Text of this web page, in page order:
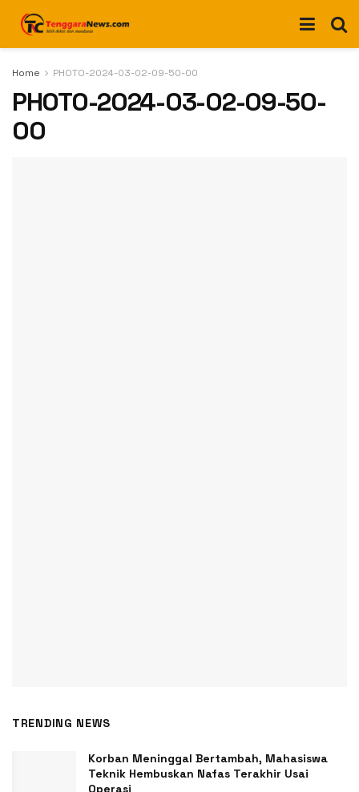
Home PHOTO-2024-03-02-09-50-00
PHOTO-2024-03-02-09-50-
00
TRENDING NEWS
Korban Meninggal Bertambah, Mahasiswa
Teknik Hembuskan Nafas Terakhir Usai
Operasi